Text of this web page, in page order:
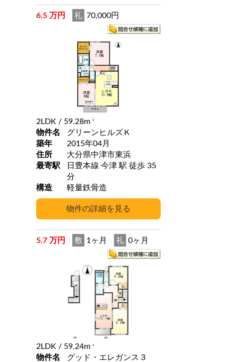
6.5 万円 礼 70,000円
2LDK / 59.28m 2
物件名
グリーンヒルズＫ
築年
2015年04月
住所
大分県中津市東浜
最寄駅
日豊本線 今津 駅 徒歩 35
分
構造
軽量鉄骨造
5.7 万円 敷 1ヶ月 礼 0ヶ月
2LDK / 59.24m 2
物件名
グッド・エレガンス３